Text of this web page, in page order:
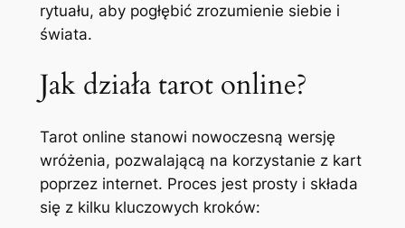
rytuału, aby pogłębić zrozumienie siebie i
świata.
Jak działa tarot online?
Tarot online stanowi nowoczesną wersję
wróżenia, pozwalającą na korzystanie z kart
poprzez internet. Proces jest prosty i składa
się z kilku kluczowych kroków: